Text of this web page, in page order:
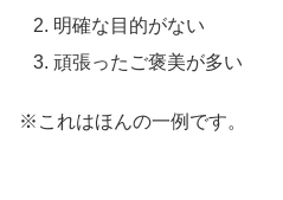
明確な目的がない
頑張ったご褒美が多い
※これはほんの一例です。